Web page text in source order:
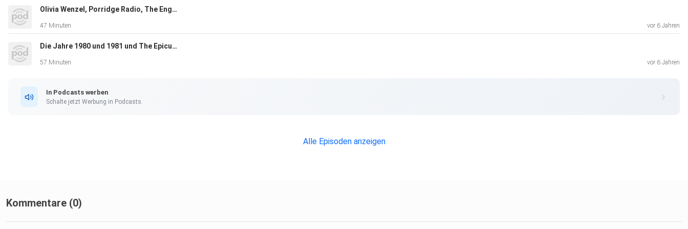
Olivia Wenzel, Porridge Radio, The English Game und Mackmyra Svensk EK
47 Minuten vor 6 Jahren
Die Jahre 1980 und 1981 und The Epicurean
57 Minuten vor 6 Jahren
In Podcasts werben
Schalte jetzt Werbung in Podcasts.
Alle Episoden anzeigen
Kommentare (0)